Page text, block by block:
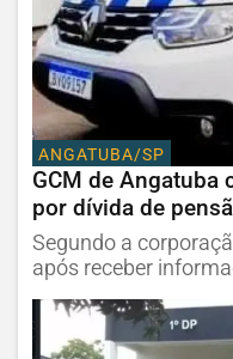
ANGATUBA/SP
GCM de Angatuba
por dívida de
Segundo a
após receber